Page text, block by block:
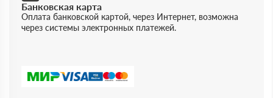
Банковская карта
Оплата банковской картой, через Интернет, возможна
через системы электронных платежей.